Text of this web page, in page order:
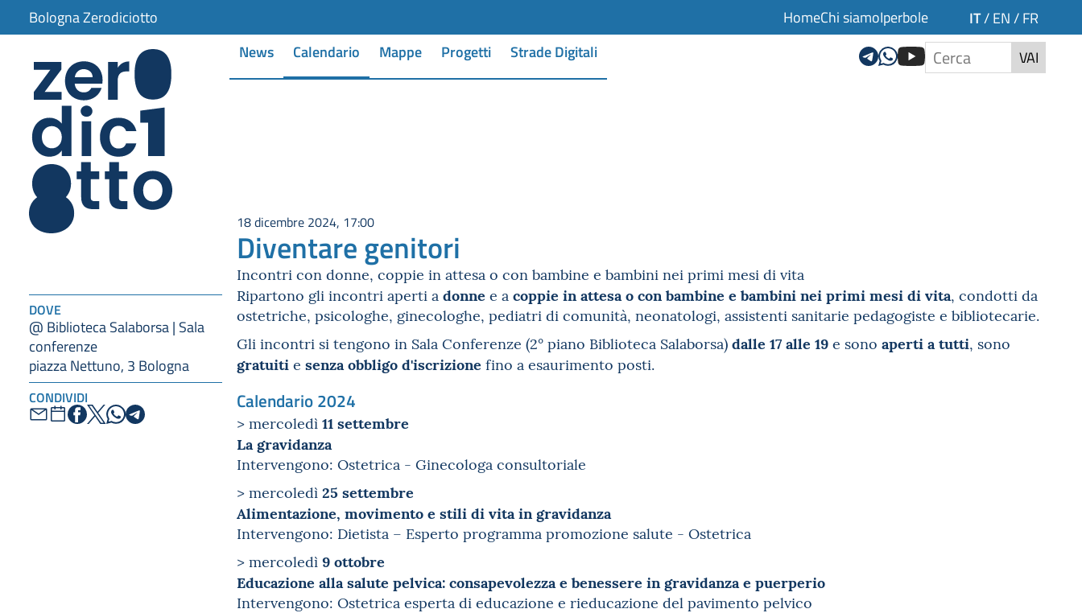
Bologna Zerodiciotto HomeChi siamoIperbole IT/ EN / FR
News Calendario Mappe Progetti Strade Digitali VAI
DOVE
@ Biblioteca Salaborsa | Sala
conferenze
piazza Nettuno, 3 Bologna
CONDIVIDI
18 dicembre 2024, 17:00
Diventare genitori
Incontri con donne, coppie in attesa o con bambine e bambini nei primi mesi di vita
Ripartono gli incontri aperti a donne e a coppie in attesao con bambine e bambini nei primi mesi di vita, condotti da
ostetriche, psicologhe, ginecologhe, pediatri di comunità, neonatologi, assistenti sanitarie pedagogiste e bibliotecarie.
Gli incontri si tengono in Sala Conferenze (2° piano Biblioteca Salaborsa) dalle 17 alle 19 e sono aperti a tutti, sono
gratuiti e senza obbligo d'iscrizione fino a esaurimento posti.
Calendario 2024
> mercoledì 11 settembre
La gravidanza
Intervengono: Ostetrica - Ginecologa consultoriale
> mercoledì 25 settembre
Alimentazione, movimento e stili di vita in gravidanza
Intervengono: Dietista – Esperto programma promozione salute - Ostetrica
> mercoledì 9 ottobre
Educazione alla salute pelvica: consapevolezza e benessere in gravidanza e puerperio
Intervengono: Ostetrica esperta di educazione e rieducazione del pavimento pelvico